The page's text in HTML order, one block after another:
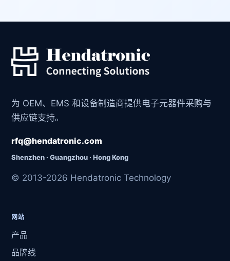
为 OEM、EMS 和设备制造商提供电子元器件采购与
供应链支持。
rfq@hendatronic.com
Shenzhen · Guangzhou · Hong Kong
© 2013-2026 Hendatronic Technology
网站
产品
品牌线